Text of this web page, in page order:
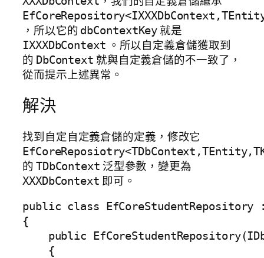
，所以它的 dbContextKey 就是
IXXXDbContext 。所以自定義倉儲獲取到
的 DbContext 就與自定義倉儲的不一致了，
從而提示上述異常。
解決
找到自定自定義倉儲的定義，修改它
的 TDbContext 泛型參數，變更為
XXXDbContext 即可。
public class EfCoreStudentRepository
{
public
    {